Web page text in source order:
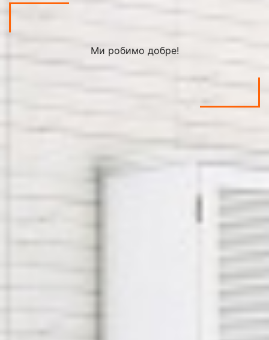
Ми робимо добре!